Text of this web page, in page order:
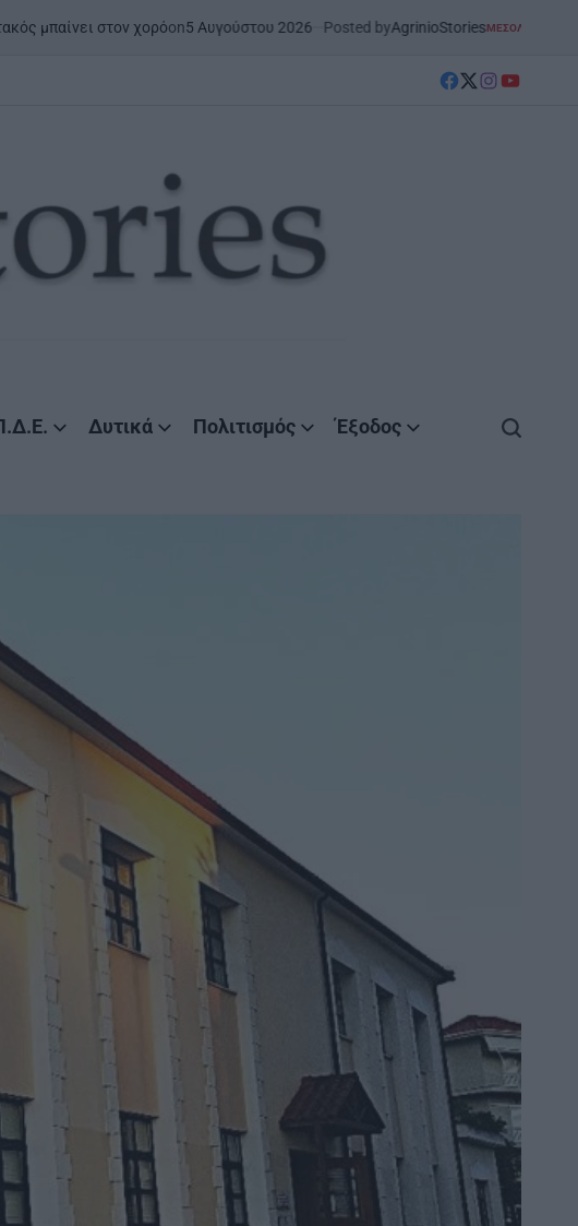
χορόon5 Αυγούστου 2026 Posted byAgrinioStoriesPOSTED
ΜΕΣΟΛΌΓΓΙΣΤΗΝ ΑΙΤΩΛΟΑΚΑΡΝΑΝΊΑ
facebook
Twitter
instagram
YouTube
Δυτικά Πολιτισμός Έξοδος